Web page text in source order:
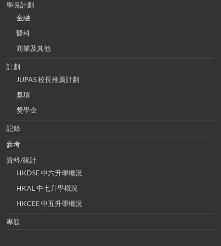
學長計劃
金融
醫科
商業及其他
計劃
JUPAS 校長推薦計劃
獎項
獎學金
記錄
參考
資料/統計
HKDSE 中六升學概況
HKAL 中七升學概況
HKCEE 中五升學概況
專題